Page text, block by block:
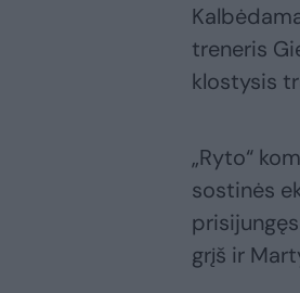
treneris
klostysis
„Ryto“
sostinės
grįš ir